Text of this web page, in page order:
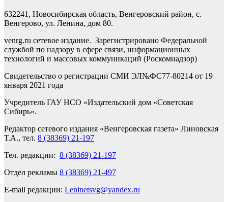
632241, Новосибирская область, Венгеровский район, с.
Венгерово, ул. Ленина, дом 80.
venrg.ru сетевое издание. Зарегистрировано Федеральной
службой по надзору в сфере связи, информационных
технологий и массовых коммуникаций (Роскомнадзор)
Свидетельство о регистрации СМИ ЭЛ№ФС77-80214 от 19
января 2021 года
Учредитель ГАУ НСО «Издательский дом «Советская
Сибирь».
Редактор сетевого издания «Венгеровская газета» Линовская
Т.А., тел. 8 (38369) 21-197
Тел. редакции: 8 (38369) 21-197
Отдел рекламы 8 (38369) 21-497
E-mail редакции: Leninetsvg@yandex.ru